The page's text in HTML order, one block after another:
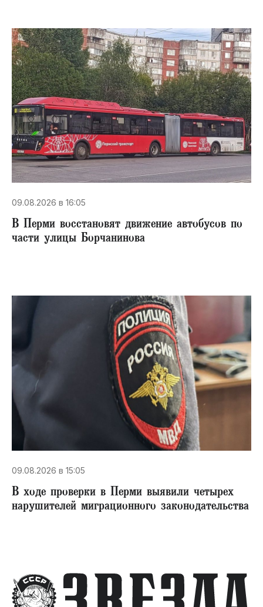
09.08.2026 в 16:05
В Перми восстановят движение автобусов по
части улицы Борчанинова
09.08.2026 в 15:05
В ходе проверки в Перми выявили четырех
нарушителей миграционного законодательства